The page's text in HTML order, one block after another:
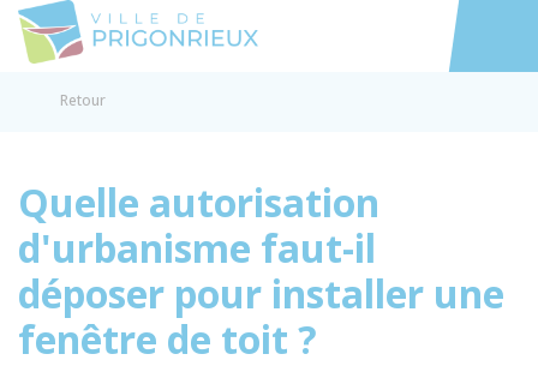
Accéder
Retour
Quelle autorisation
d'urbanisme faut-il
déposer pour installer une
fenêtre de toit ?